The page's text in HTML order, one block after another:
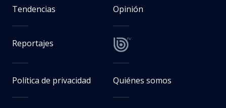
Tendencias Opinión
Reportajes
Política de privacidad Quiénes somos